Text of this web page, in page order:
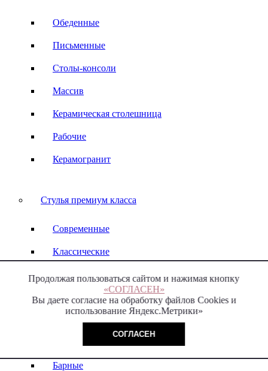
Продолжая пользоваться сайтом и нажимая кнопку
«СОГЛАСЕН»
Вы даете согласие на обработку файлов Cookies и
использование Яндекс.Метрики»
СОГЛАСЕН
Обеденные
Письменные
Столы-консоли
Массив
Керамическая столешница
Рабочие
Керамогранит
Стулья премиум класса
Современные
Классические
Без подлокотников
Барные